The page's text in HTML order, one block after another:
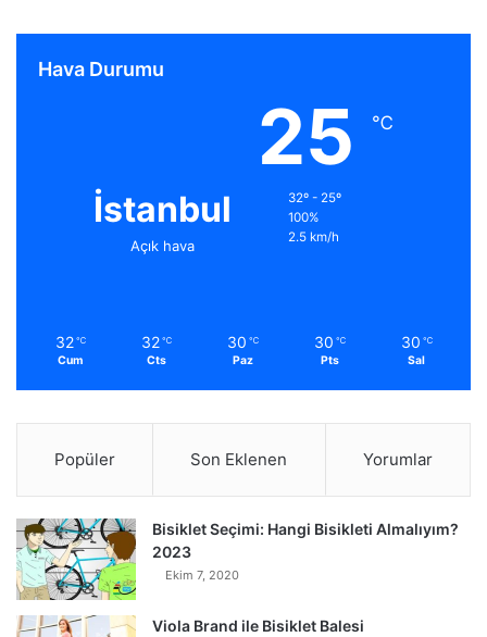
Hava Durumu
İstanbul
Açık hava
25 ℃
32º - 25º
100%
2.5 km/h
32 ℃
Cum
32 ℃
Cts
30 ℃
Paz
30 ℃
Pts
30 ℃
Sal
Popüler Son Eklenen Yorumlar
Bisiklet Seçimi: Hangi Bisikleti Almalıyım?
2023
Ekim 7, 2020
Viola Brand ile Bisiklet Balesi